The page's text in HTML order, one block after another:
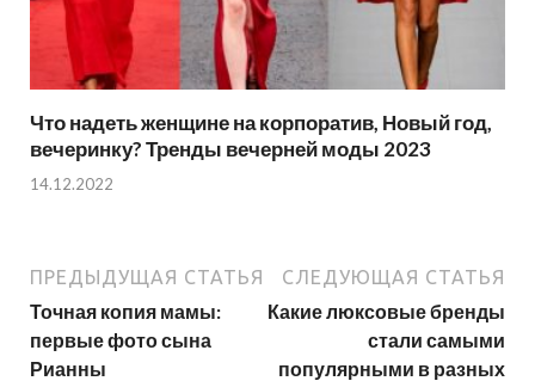
Что надеть женщине на корпоратив, Новый год,
вечеринку? Тренды вечерней моды 2023
14.12.2022
ПРЕДЫДУЩАЯ СТАТЬЯ
Точная копия мамы:
первые фото сына
Рианны
СЛЕДУЮЩАЯ СТАТЬЯ
Какие люксовые бренды
стали самыми
популярными в разных